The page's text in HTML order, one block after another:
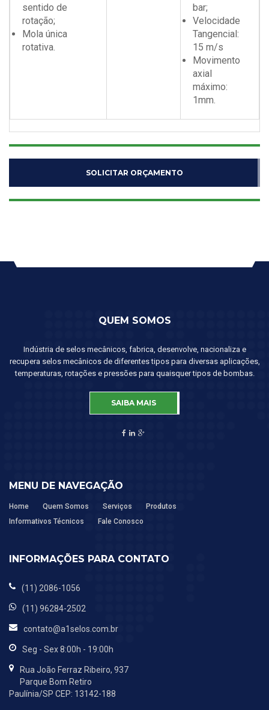
sentido de
rotação;
Mola única
rotativa.
bar;
Velocidade
Tangencial:
15 m/s
Movimento
axial
máximo:
1mm.
SOLICITAR ORÇAMENTO
QUEM SOMOS
Indústria de selos mecânicos, fabrica, desenvolve, nacionaliza e
recupera selos mecânicos de diferentes tipos para diversas aplicações,
temperaturas, rotações e pressões para quaisquer tipos de bombas.
SAIBA MAIS
MENU DE NAVEGAÇÃO
Home Quem Somos Serviços
Produtos
Informativos Técnicos
Fale Conosco
INFORMAÇÕES PARA CONTATO
(11) 2086-1056
(11) 96284-2502
contato@a1selos.com.br
Seg - Sex 8:00h - 19:00h
Rua João Ferraz Ribeiro, 937
Parque Bom Retiro
Paulínia/SP CEP: 13142-188